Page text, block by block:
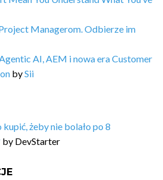
Managerom. Odbierze im
AI, AEM i nowa era Customer
bySii
żeby nie bolało po 8
by DevStarter